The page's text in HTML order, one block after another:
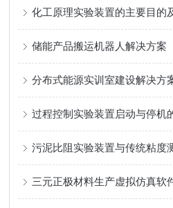
化工原理实验装置的主要目的
储能产品搬运机器人解决方案
分布式能源实训室建设解决方
过程控制实验装置启动与停机
污泥比阻实验装置与传统粘度
三元正极材料生产虚拟仿真软